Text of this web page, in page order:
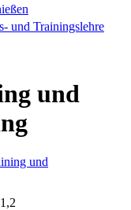
und Trainingslehre
und